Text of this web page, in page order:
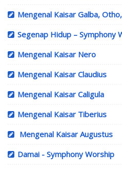
Mengenal Kaisar Galba,
Segenap Hidup – Symphony
Mengenal Kaisar Nero
Mengenal Kaisar Claudius
Mengenal Kaisar Caligula
Mengenal Kaisar Tiberius
Mengenal Kaisar Augustus
Damai - Symphony Worship